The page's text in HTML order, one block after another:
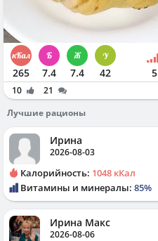
265 7.4 7.4 42 5
10
21
Лучшие рационы
Ирина
2026-08-03
Калорийность: 1048 кКал
Витамины и минералы: 85%
Ирина Макс
2026-08-06